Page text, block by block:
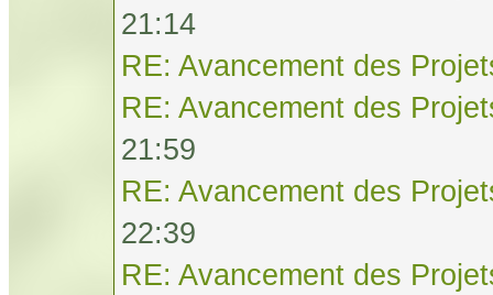
21:14
RE: Avancement des
RE: Avancement des
21:59
RE: Avancement des
22:39
RE: Avancement des